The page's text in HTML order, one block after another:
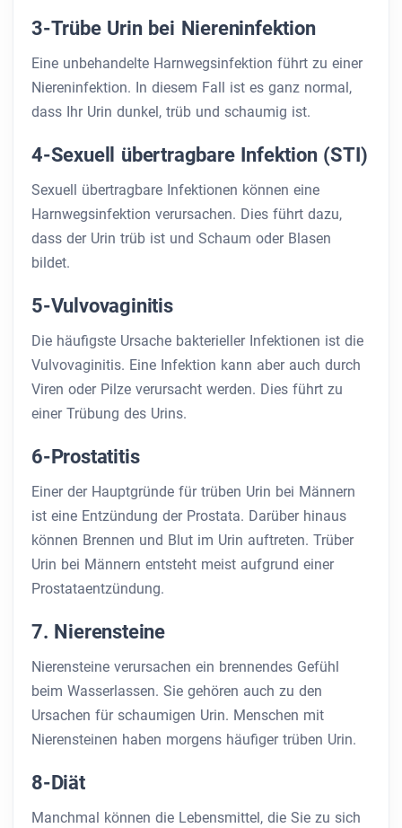
3-Trübe Urin bei Niereninfektion
Eine unbehandelte Harnwegsinfektion führt zu einer
Niereninfektion. In diesem Fall ist es ganz normal,
dass Ihr Urin dunkel, trüb und schaumig ist.
4-Sexuell übertragbare Infektion (STI)
Sexuell übertragbare Infektionen können eine
Harnwegsinfektion verursachen. Dies führt dazu,
dass der Urin trüb ist und Schaum oder Blasen
bildet.
5-Vulvovaginitis
Die häufigste Ursache bakterieller Infektionen ist die
Vulvovaginitis. Eine Infektion kann aber auch durch
Viren oder Pilze verursacht werden. Dies führt zu
einer Trübung des Urins.
6-Prostatitis
Einer der Hauptgründe für trüben Urin bei Männern
ist eine Entzündung der Prostata. Darüber hinaus
können Brennen und Blut im Urin auftreten. Trüber
Urin bei Männern entsteht meist aufgrund einer
Prostataentzündung.
7. Nierensteine
Nierensteine ​​verursachen ein brennendes Gefühl
beim Wasserlassen. Sie gehören auch zu den
Ursachen für schaumigen Urin. Menschen mit
Nierensteinen haben morgens häufiger trüben Urin.
8-Diät
Manchmal können die Lebensmittel, die Sie zu sich